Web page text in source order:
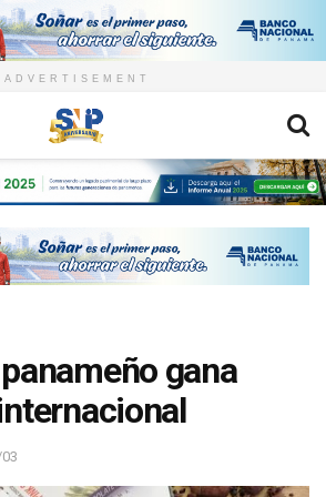
ADVERTISEMENT
gana